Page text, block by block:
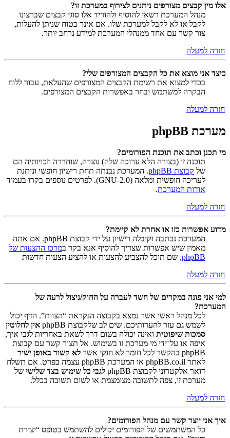
אלו מין קבצים מצורפים ניתנים לצירוף במערכת זו?
מנהל המערכת רשאי להוסיף ולהוריד אלו סוגי קבצים שברצונו
לקבל או לא לקבל למערכת שלו. אם אינך בטוח שניתן להעלות,
צור קשר עם אחד ממנהלי המערכת למידע נרחב יותר.
חזרה למעלה
כיצד אני מוצא את כל הקבצים המצורפים שלי?
בכדי למצוא את רשימת הקבצים המצורפים שהעלאת, עבור ללוח
הבקרה למשתמש ובחר באפשרות הקבצים המצורפים.
חזרה למעלה
מערכת phpBB
מי תכנן וכתב את תוכנת הפורומים?
תוכנה זו (בצורה הלא ערוכה שלה) נוצרה, שוחררה וזכויותיה הם
של קבוצת phpBB
. המערכת נבנתה תחת רישיון חופשי וניתנת
לעריכה חופשית ומלאה (GNU-2.0). לפרטים נוספים בקרו בעמוד
אודות המערכת.
חזרה למעלה
מדוע אפשרות כזו או אחרת לא קיימת?
המערכת נכתבה וקיבלה רישיון על ידי קבוצת phpBB. אם אתה
מאמין שיש אפשרות שצריך להוסיף אנא בקר במרכז ההצעות של
phpBB, שם תוכל להצביע להצעות או להציע הצעות חדשות
חזרה למעלה
למי אני פונה במקרים של חשד לעברה על החוק/ניצול לרעה של
המערכת?
לכל מנהל ראשי אשר נמצא בקבוצה הנקראת “הצוות”. הדף יכול
לשמש גם עזר להערותיכם. שים לב שלקבוצת phpBB
אין לחלוטין
סמכות שיפוטית ואינה יכולה בשום דרך לשאת באחריות לגבי איך,
איפה או על־ידי מי מערכת זו בשימוש. אל תצור קשר עם קבוצת
phpBB בהקשר לכל חומר לא חוקי אשר
לא קשור באופן ישיר
לאתר phpBB.co.il או המערכת phpBB עצמה בפרט. אם תשלח
דואר אלקטרוני לקבוצת phpBB
לגבי כל שימוש בצד שלישי של
מערכת זו, צפה לתשובה מצומצמת או לשום תשובה בכלל.
חזרה למעלה
איך אני יוצר קשר עם מנהל הפורומים?
כל המשתמשים של הפורומים יכולים להשתמש בטופס “יצירת